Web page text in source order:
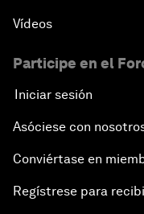
Vídeos
Participe en el
Iniciar sesión
Asóciese con
Conviértase en
Regístrese para